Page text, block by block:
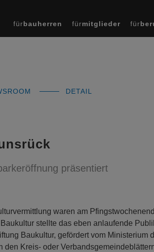
fürbauherren fürmitglieder für
DETAIL
präsentiert
waren am
stellte das eben anlaufende
Baukultur, gefördert vom
den Kreis- oder